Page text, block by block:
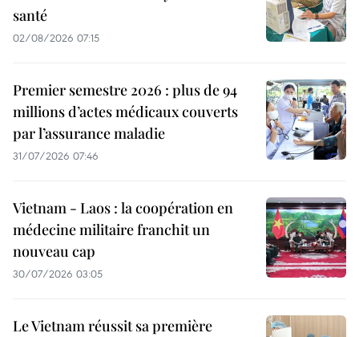
santé
02/08/2026 07:15
Premier semestre 2026 : plus de 94
millions d’actes médicaux couverts
par l’assurance maladie
31/07/2026 07:46
Vietnam - Laos : la coopération en
médecine militaire franchit un
nouveau cap
30/07/2026 03:05
Le Vietnam réussit sa première